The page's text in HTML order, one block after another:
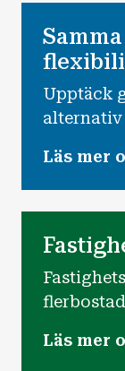
Upptäck
Läs mer
Läs mer